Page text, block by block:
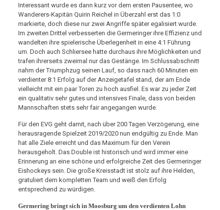
Interessant wurde es dann kurz vor dem ersten Pausentee, wo
Wanderers-Kapitän Quirin Reichel in Überzahl erst das 1:0
markierte, doch diese nur zwei Angriffe später egalisiert wurde.
Im zweiten Drittel verbesserten die Germeringer ihre Effizienz und
wandelten ihre spielerische Überlegenheit in eine 4:1 Führung
um. Doch auch Schliersee hatte durchaus ihre Möglichkeiten und
trafen ihrerseits zweimal nur das Gestänge. Im Schlussabschnitt
nahm der Triumphzug seinen Lauf, so dass nach 60 Minuten ein
verdienter 8:1 Erfolg auf der Anzeigetafel stand, der am Ende
vielleicht mit ein paar Toren zu hoch ausfiel. Es war zu jeder Zeit
ein qualitativ sehr gutes und intensives Finale, dass von beiden
Mannschaften stets sehr fair angegangen wurde.
Für den EVG geht damit, nach über 200 Tagen Verzögerung, eine
herausragende Spielzeit 2019/2020 nun endgültig zu Ende. Man
hat alle Ziele erreicht und das Maximum für den Verein
herausgeholt. Das Double ist historisch und wird immer eine
Erinnerung an eine schöne und erfolgreiche Zeit des Germeringer
Eishockeys sein. Die große Kreisstadt ist stolz auf ihre Helden,
gratuliert dem kompletten Team und weiß den Erfolg
entsprechend zu würdigen.
Germering bringt sich in Moosburg um den verdienten Lohn